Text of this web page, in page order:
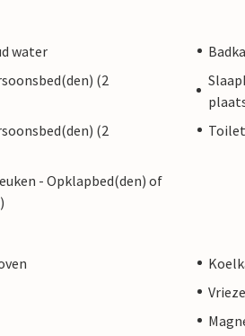
water
(2
(2
- Opklapbed(den) of